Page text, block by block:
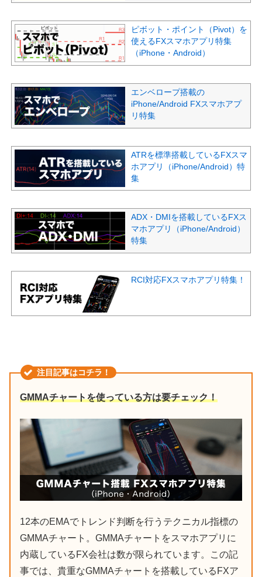
ピボット・ポイント（Pivot）を
使えるFXスマホアプリ特集
（iPhone・Android）
エンベロープ搭載の
iPhone/Android FXスマホアプ
リ特集
ATRを標準搭載しているFXスマ
ホアプリ（iPhone/Android）特
集
ADX・DMIを搭載しているFXス
マホアプリ（iPhone/Android）
特集
RCI対応FXスマホアプリ特集！
注目記事はコチラ！
GMMAチャートを使っている方は要チェック！
12本のEMAでトレンド判断を行うテクニカル指標の
GMMAチャート。GMMAチャートをスマホアプリに
内蔵しているFX会社は数が限られています。この記
事では、貴重なGMMAチャートを搭載しているFXア